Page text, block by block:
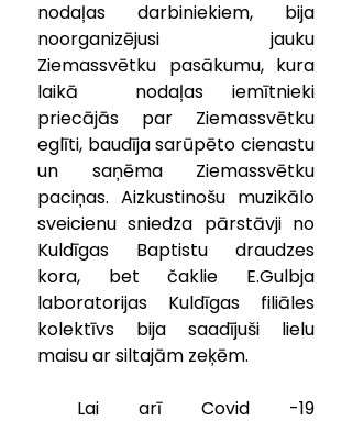
nodaļas darbiniekiem, bija
noorganizējusi jauku
Ziemassvētku pasākumu, kura
laikā  nodaļas iemītnieki
priecājās par Ziemassvētku
eglīti, baudīja sarūpēto cienastu
un saņēma Ziemassvētku
paciņas. Aizkustinošu muzikālo
sveicienu sniedza pārstāvji no
Kuldīgas Baptistu draudzes
kora, bet čaklie E.Gulbja
laboratorijas Kuldīgas filiāles
kolektīvs bija saadījuši lielu
maisu ar siltajām zeķēm.